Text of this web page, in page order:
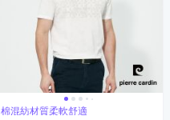
棉混紡材質柔軟舒適